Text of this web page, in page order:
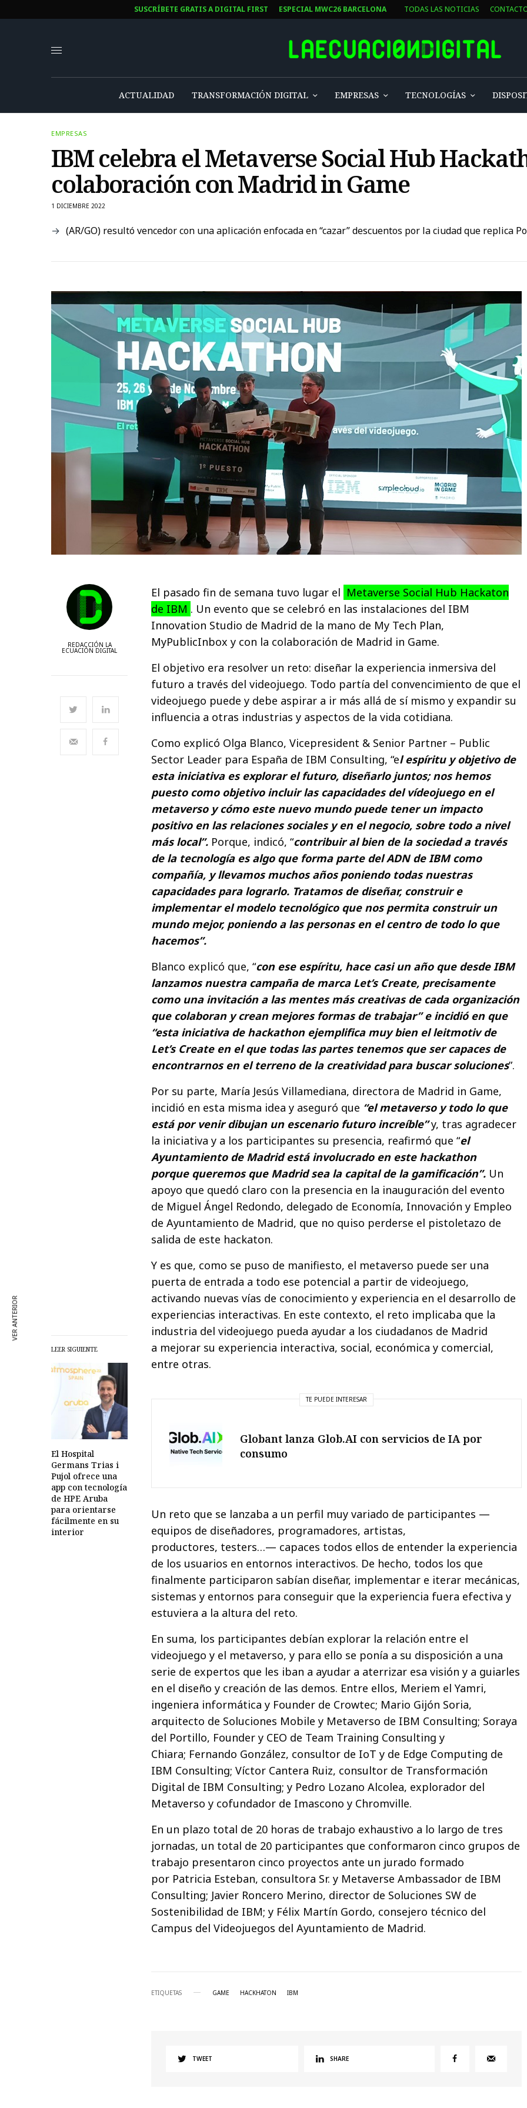
SUSCRÍBETE GRATIS A DIGITAL FIRST ESPECIAL MWC26 BARCELONA TODAS LAS NOTICIAS
ACTUALIDAD TRANSFORMACIÓN DIGITAL EMPRESAS TECNOLOGÍAS
EMPRESAS
IBM celebra el Metaverse Social Hub
colaboración con Madrid in Game
1 DICIEMBRE 2022
(AR/GO) resultó vencedor con una aplicación enfocada en “cazar” descuentos por la ciudad que replica
REDACCIÓN LA
ECUACIÓN DIGITAL
LEER SIGUIENTE
El Hospital
Germans Trias i
Pujol ofrece una
app con tecnología
de HPE Aruba
para orientarse
fácilmente en su
interior
El pasado fin de semana tuvo lugar el Metaverse Social Hub Hackaton
de IBM . Un evento que se celebró en las instalaciones del IBM
Innovation Studio de Madrid de la mano de My Tech Plan,
MyPublicInbox y con la colaboración de Madrid in Game.
El objetivo era resolver un reto: diseñar la experiencia inmersiva del
futuro a través del videojuego. Todo partía del convencimiento de que el
videojuego puede y debe aspirar a ir más allá de sí mismo y expandir su
influencia a otras industrias y aspectos de la vida cotidiana.
Como explicó Olga Blanco, Vicepresident & Senior Partner – Public
Sector Leader para España de IBM Consulting, “el espíritu y objetivo de
esta iniciativa es explorar el futuro, diseñarlo juntos; nos hemos
puesto como objetivo incluir las capacidades del vídeojuego en el
metaverso y cómo este nuevo mundo puede tener un impacto
positivo en las relaciones sociales y en el negocio, sobre todo a nivel
más local”. Porque, indicó, “contribuir al bien de la sociedad a través
de la tecnología es algo que forma parte del ADN de IBM como
compañía, y llevamos muchos años poniendo todas nuestras
capacidades para lograrlo. Tratamos de diseñar, construir e
implementar el modelo tecnológico que nos permita construir un
mundo mejor, poniendo a las personas en el centro de todo lo que
hacemos”.
Blanco explicó que, “con ese espíritu, hace casi un año que desde IBM
lanzamos nuestra campaña de marca Let’s Create, precisamente
como una invitación a las mentes más creativas de cada organización
que colaboran y crean mejores formas de trabajar” e incidió en que
“esta iniciativa de hackathon ejemplifica muy bien el leitmotiv de
Let’s Create en el que todas las partes tenemos que ser capaces de
encontrarnos en el terreno de la creatividad para buscar soluciones”.
Por su parte, María Jesús Villamediana, directora de Madrid in Game,
incidió en esta misma idea y aseguró que “el metaverso y todo lo que
está por venir dibujan un escenario futuro increíble”y, tras agradecer
la iniciativa y a los participantes su presencia, reafirmó que “el
Ayuntamiento de Madrid está involucrado en este hackathon
porque queremos que Madrid sea la capital de la gamificación”. Un
apoyo que quedó claro con la presencia en la inauguración del evento
de Miguel Ángel Redondo, delegado de Economía, Innovación y Empleo
de Ayuntamiento de Madrid, que no quiso perderse el pistoletazo de
salida de este hackaton.
Y es que, como se puso de manifiesto, el metaverso puede ser una
puerta de entrada a todo ese potencial a partir de videojuego,
activando nuevas vías de conocimiento y experiencia en el desarrollo de
experiencias interactivas. En este contexto, el reto implicaba que la
industria del videojuego pueda ayudar a los ciudadanos de Madrid
a mejorar su experiencia interactiva, social, económica y comercial,
entre otras.
TE PUEDE INTERESAR
Globant lanza Glob.AI con servicios de IA por
consumo
Un reto que se lanzaba a un perfil muy variado de participantes —
equipos de diseñadores, programadores, artistas,
productores, testers…— capaces todos ellos de entender la experiencia
de los usuarios en entornos interactivos. De hecho, todos los que
finalmente participaron sabían diseñar, implementar e iterar mecánicas,
sistemas y entornos para conseguir que la experiencia fuera efectiva y
estuviera a la altura del reto.
En suma, los participantes debían explorar la relación entre el
videojuego y el metaverso, y para ello se ponía a su disposición a una
serie de expertos que les iban a ayudar a aterrizar esa visión y a guiarles
en el diseño y creación de las demos. Entre ellos, Meriem el Yamri,
ingeniera informática y Founder de Crowtec; Mario Gijón Soria,
arquitecto de Soluciones Mobile y Metaverso de IBM Consulting; Soraya
del Portillo, Founder y CEO de Team Training Consulting y
Chiara; Fernando González, consultor de IoT y de Edge Computing de
IBM Consulting; Víctor Cantera Ruiz, consultor de Transformación
Digital de IBM Consulting; y Pedro Lozano Alcolea, explorador del
Metaverso y cofundador de Imascono y Chromville.
En un plazo total de 20 horas de trabajo exhaustivo a lo largo de tres
jornadas, un total de 20 participantes que conformaron cinco grupos de
trabajo presentaron cinco proyectos ante un jurado formado
por Patricia Esteban, consultora Sr. y Metaverse Ambassador de IBM
Consulting; Javier Roncero Merino, director de Soluciones SW de
Sostenibilidad de IBM; y Félix Martín Gordo, consejero técnico del
Campus del Videojuegos del Ayuntamiento de Madrid.
ETIQUETAS GAME HACKHATON IBM
TWEET SHARE
VER ANTERIOR